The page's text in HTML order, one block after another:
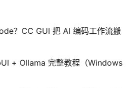
？CC GUI 把 AI 编码工作流搬
+ Ollama 完整教程（Windows